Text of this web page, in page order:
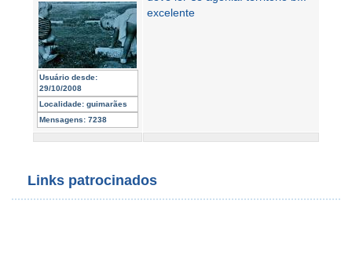
Usuário desde:
29/10/2008
Localidade: guimarães
Mensagens: 7238
excelente
Links patrocinados